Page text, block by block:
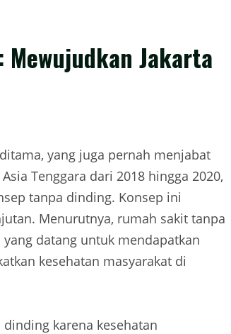
Mewujudkan Jakarta
yang juga pernah menjabat
Tenggara dari 2018 hingga 2020,
tanpa dinding. Konsep ini
Menurutnya, rumah sakit tanpa
datang untuk mendapatkan
kesehatan masyarakat di
karena kesehatan